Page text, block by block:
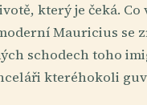
který je čeká.
Mauricius se
schodech toho
kteréhokoli